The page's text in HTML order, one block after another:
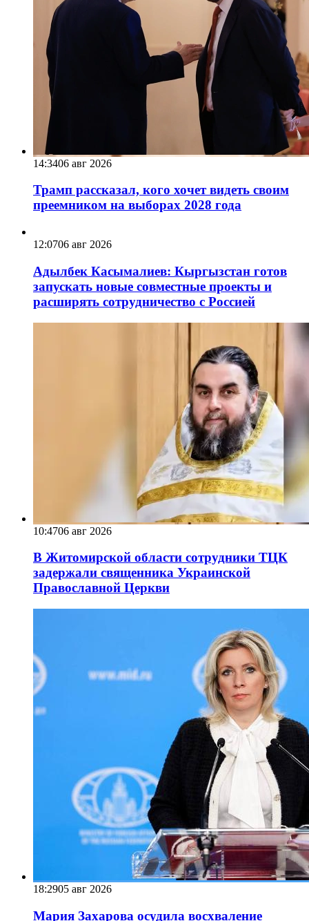
14:3406 авг 2026
Трамп рассказал, кого хочет видеть своим
преемником на выборах 2028 года
12:0706 авг 2026
Адылбек Касымалиев: Кыргызстан готов
запускать новые совместные проекты и
расширять сотрудничество с Россией
10:4706 авг 2026
В Житомирской области сотрудники ТЦК
задержали священника Украинской
Православной Церкви
18:2905 авг 2026
Мария Захарова осудила восхваление